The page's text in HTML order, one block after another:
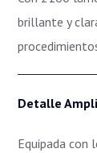
brillante y
Detalle
Equipada con